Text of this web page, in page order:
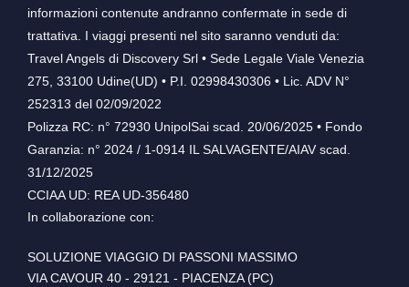
informazioni contenute andranno confermate in sede di
trattativa. I viaggi presenti nel sito saranno venduti da:
Travel Angels di Discovery Srl • Sede Legale Viale Venezia
275, 33100 Udine(UD) • P.I. 02998430306 • Lic. ADV N°
252313 del 02/09/2022
Polizza RC: n° 72930 UnipolSai scad. 20/06/2025 • Fondo
Garanzia: n° 2024 / 1-0914 IL SALVAGENTE/AIAV scad.
31/12/2025
CCIAA UD: REA UD-356480
In collaborazione con:
SOLUZIONE VIAGGIO DI PASSONI MASSIMO
VIA CAVOUR 40 - 29121 - PIACENZA (PC)